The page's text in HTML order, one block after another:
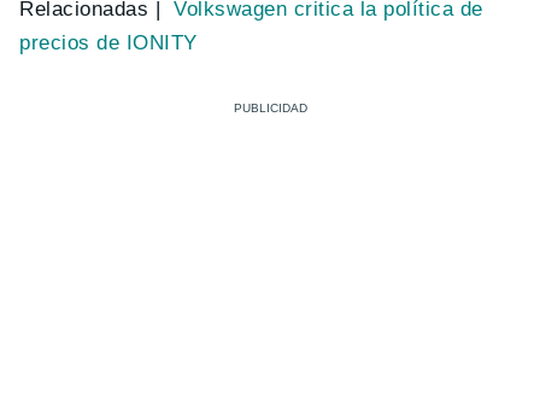
Relacionadas |
Volkswagen critica la política de
precios de IONITY